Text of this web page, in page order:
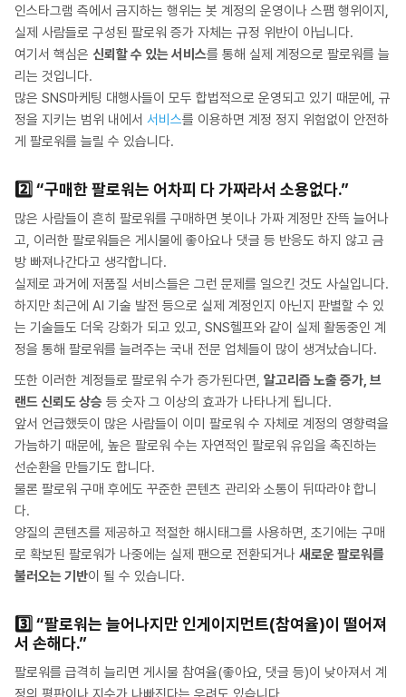
인스타그램 측에서 금지하는 행위는 봇 계정의 운영이나 스팸 행위이지,
실제 사람들로 구성된 팔로워 증가 자체는 규정 위반이 아닙니다.
여기서 핵심은 신뢰할 수 있는 서비스를 통해 실제 계정으로 팔로워를 늘
리는 것입니다.
많은 SNS마케팅 대행사들이 모두 합법적으로 운영되고 있기 때문에, 규
정을 지키는 범위 내에서 서비스를 이용하면 계정 정지 위험없이 안전하
게 팔로워를 늘릴 수 있습니다.
2️⃣ “구매한 팔로워는 어차피 다 가짜라서 소용없다.”
많은 사람들이 흔히 팔로워를 구매하면 봇이나 가짜 계정만 잔뜩 늘어나
고, 이러한 팔로워들은 게시물에 좋아요나 댓글 등 반응도 하지 않고 금
방 빠져나간다고 생각합니다.
실제로 과거에 저품질 서비스들은 그런 문제를 일으킨 것도 사실입니다.
하지만 최근에 AI 기술 발전 등으로 실제 계정인지 아닌지 판별할 수 있
는 기술들도 더욱 강화가 되고 있고, SNS헬프와 같이 실제 활동중인 계
정을 통해 팔로워를 늘려주는 국내 전문 업체들이 많이 생겨났습니다.
또한 이러한 계정들로 팔로워 수가 증가된다면, 알고리즘 노출 증가, 브
랜드 신뢰도 상승 등 숫자 그 이상의 효과가 나타나게 됩니다.
앞서 언급했듯이 많은 사람들이 이미 팔로워 수 자체로 계정의 영향력을
가늠하기 때문에, 높은 팔로워 수는 자연적인 팔로워 유입을 촉진하는
선순환을 만들기도 합니다.
물론 팔로워 구매 후에도 꾸준한 콘텐츠 관리와 소통이 뒤따라야 합니
다.
양질의 콘텐츠를 제공하고 적절한 해시태그를 사용하면, 초기에는 구매
로 확보된 팔로워가 나중에는 실제 팬으로 전환되거나 새로운 팔로워를
불러오는 기반이 될 수 있습니다.
3️⃣ “팔로워는 늘어나지만 인게이지먼트(참여율)이 떨어져
서 손해다.”
팔로워를 급격히 늘리면 게시물 참여율(좋아요, 댓글 등)이 낮아져서 계